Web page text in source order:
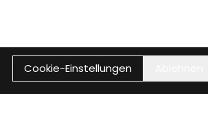
Cookie-Einstellungen